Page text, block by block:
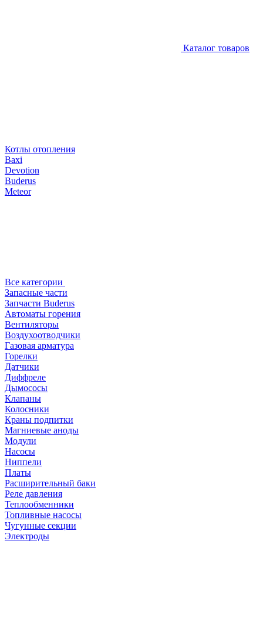
Каталог товаров
Котлы отопления
Baxi
Devotion
Buderus
Meteor
Все категории
Запасные части
Запчасти Buderus
Автоматы горения
Вентиляторы
Воздухоотводчики
Газовая арматура
Горелки
Датчики
Диффреле
Дымососы
Клапаны
Колосники
Краны подпитки
Магниевые аноды
Модули
Насосы
Ниппели
Платы
Расширительный баки
Реле давления
Теплообменники
Топливные насосы
Чугунные секции
Электроды